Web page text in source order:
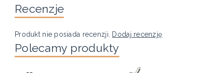
Recenzje
Produkt nie posiada recenzji. Dodaj recenzję
Polecamy produkty